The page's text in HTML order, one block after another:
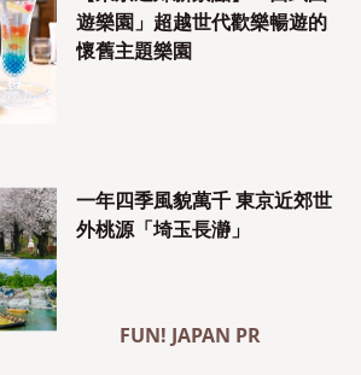
遊樂園」超越世代歡樂暢遊的
懷舊主題樂園
一年四季風貌萬千 東京近郊世
外桃源「埼玉長瀞」
FUN! JAPAN PR